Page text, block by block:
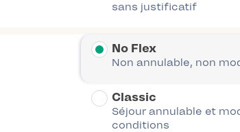
sans justificatif
No Flex
Non annulable, non
Classic
Séjour annulable et
conditions